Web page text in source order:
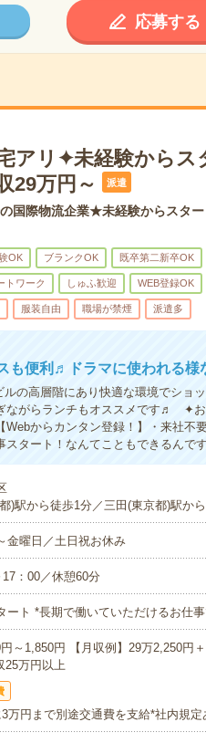
応募する
アリ✦未経験からス
29万円～
派遣
国際物流企業★未経験からスタ
OK ブランクOK 既卒第二新卒OK
トワーク しゅふ歓迎 WEB登録OK
服装自由 職場が禁煙 派遣多
も便利♬ドラマに使われる様
ルの高層階にあり快適な環境でシ
ながらランチもオススメです♬ ✦
からカンタン登録！】・来社不
タート！なんてこともできるんです
)駅から徒歩1分／三田(東京都)駅か
金曜日／土日祝お休み
17：00／休憩60分
ート *長期で働いていただけるお仕
～1,850円 【月収例】29万2,250円
25万円以上
万円まで別途交通費を支給*社内規定